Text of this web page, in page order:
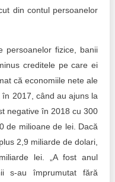
din contul persoanelor
persoanelor fizice, banii
creditele pe care ei
că economiile nete ale
2017, când au ajuns la
negative în 2018 cu 300
de milioane de lei. Dacă
2,9 miliarde de dolari,
lei. „A fost anul
s-au împrumutat fără